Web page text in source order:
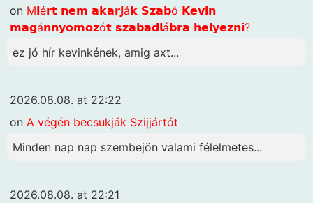
on M𝗶é𝗿𝘁 𝗻𝗲𝗺 𝗮𝗸𝗮𝗿𝗷á𝗸 𝗦𝘇𝗮𝗯ó 𝗞𝗲𝘃𝗶𝗻
𝗺𝗮𝗴á𝗻𝗻𝘆𝗼𝗺𝗼𝘇ó𝘁 𝘀𝘇𝗮𝗯𝗮𝗱𝗹á𝗯𝗿𝗮 𝗵𝗲𝗹𝘆𝗲𝘇𝗻𝗶?
ez jó hír kevinkének, amig axt...
2026.08.08. at 22:22
on A végén becsukják Szijjártót
Minden nap nap szembejön valami félelmetes...
2026.08.08. at 22:21